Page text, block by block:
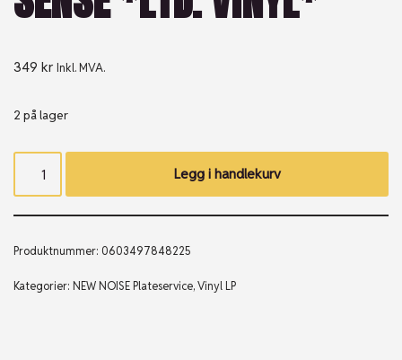
349 kr Inkl. MVA.
2 på lager
Legg i handlekurv
Produktnummer: 0603497848225
Kategorier: NEW NOISE Plateservice,Vinyl LP